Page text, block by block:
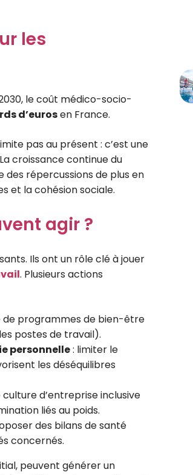
les
le coût médico-socio-
d’eurosen France.
pas au présent : c’est une
croissance continue du
des répercussions de plus en
et la cohésion sociale.
agir ?
Ils ont un rôle clé à jouer
. Plusieurs actions
de programmes de bien-être
postes de travail).
personnelle: limiter le
les déséquilibres
d’entreprise inclusive
liés au poids.
des bilans de santé
concernés.
peuvent générer un